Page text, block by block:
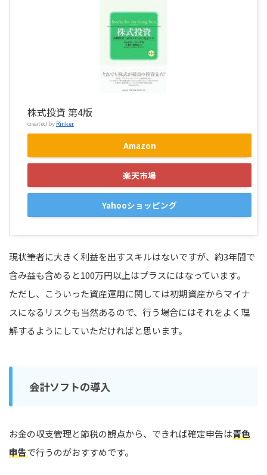
株式投資 第4版
created by Rinker
Amazon
楽天市場
Yahooショッピング
現状筆者に大きく利益を出すスキルはないですが、約3年間で
含み益も含めると100万円以上はプラスにはなっています。
ただし、こういった資産運用に関しては初期資産からマイナ
スになるリスクも当然あるので、行う場合にはそれをよく理
解するようにしていただければと思います。
会計ソフトの導入
お金の収支管理と節税の観点から、できれば確定申告は青色
申告で行うのがおすすめです。